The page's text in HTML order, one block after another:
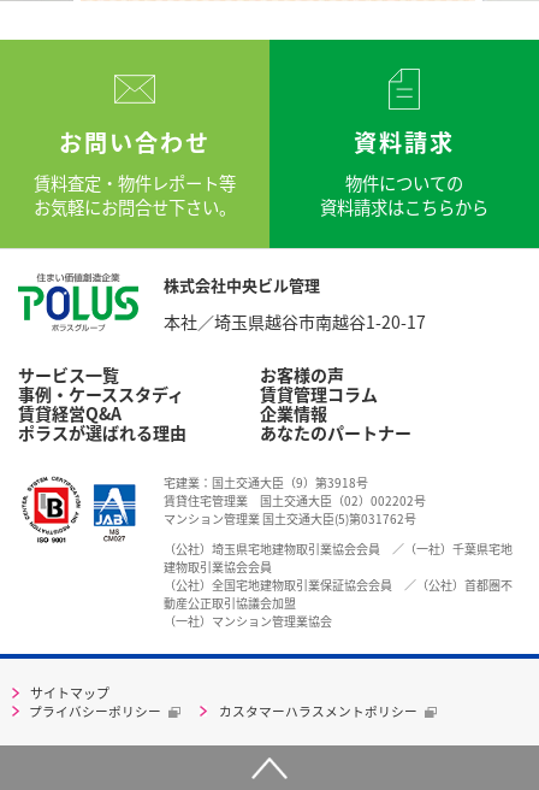
お問い合わせ
賃料査定・物件レポート等
お気軽にお問合せ下さい。
資料請求
物件についての
資料請求はこちらから
株式会社中央ビル管理
本社／埼玉県越谷市南越谷1-20-17
サービス一覧
事例・ケーススタディ
賃貸経営Q&A
ポラスが選ばれる理由
お客様の声
賃貸管理コラム
企業情報
あなたのパートナー
宅建業：国土交通大臣（9）第3918号
賃貸住宅管理業 国土交通大臣（02）002202号
マンション管理業 国土交通大臣(5)第031762号
（公社）埼玉県宅地建物取引業協会会員 ／（一社）千葉県宅地
建物取引業協会会員
（公社）全国宅地建物取引業保証協会会員 ／（公社）首都圏不
動産公正取引協議会加盟
（一社）マンション管理業協会
サイトマップ
プライバシーポリシー カスタマーハラスメントポリシー